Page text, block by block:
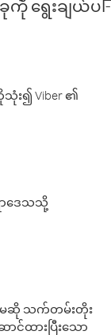
ရွေးချယ်ပါ-
၍ Viber ၏
ာဒေသသို့
င်မဆို သက်တမ်းတိုး
ထားပြီးသော